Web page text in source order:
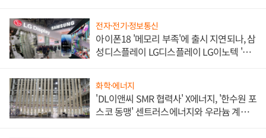
전자·전기·정보통신
아이폰18 '메모리 부족'에 출시 지연되나, 삼
성디스플레이 LG디스플레이 LG이노텍 '탈
화학·에너지
'DL이앤씨 SMR 협력사' X에너지, '한수원 포
스코 동맹' 센트러스에너지와 우라늄 계약